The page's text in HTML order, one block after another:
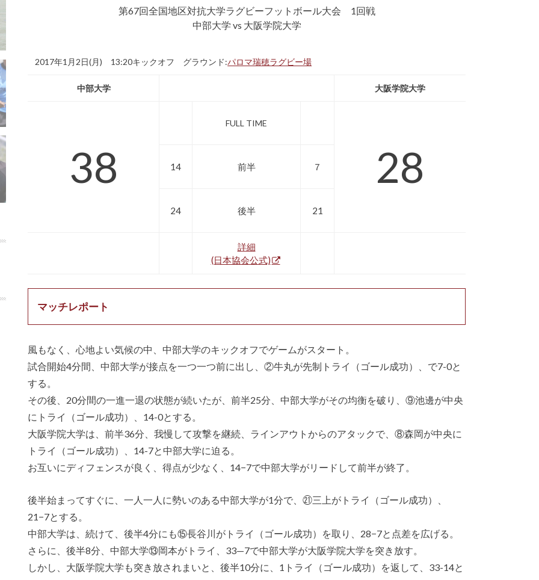
第67回全国地区対抗大学ラグビーフットボール大会 1回戦
中部大学 vs 大阪学院大学
2017年1月2日(月) 13:20キックオフ グラウンド:パロマ瑞穂ラグビー場
中部大学 大阪学院大学
38
FULL TIME
28
14 前半 ７
24 後半 21
詳細
(日本協会公式)
マッチレポート
風もなく、心地よい気候の中、中部大学のキックオフでゲームがスタート。
試合開始4分間、中部大学が接点を一つ一つ前に出し、②牛丸が先制トライ（ゴール成功）、で7-0と
する。
その後、20分間の一進一退の状態が続いたが、前半25分、中部大学がその均衡を破り、⑨池邊が中央
にトライ（ゴール成功）、14-0とする。
大阪学院大学は、前半36分、我慢して攻撃を継続、ラインアウトからのアタックで、⑧森岡が中央に
トライ（ゴール成功）、14-7と中部大学に迫る。
お互いにディフェンスが良く、得点が少なく、14−7で中部大学がリードして前半が終了。
後半始まってすぐに、一人一人に勢いのある中部大学が1分で、㉑三上がトライ（ゴール成功）、
21−7とする。
中部大学は、続けて、後半4分にも⑮長谷川がトライ（ゴール成功）を取り、28−7と点差を広げる。
さらに、後半8分、中部大学⑬岡本がトライ、33—7で中部大学が大阪学院大学を突き放す。
しかし、大阪学院大学も突き放されまいと、後半10分に、1トライ（ゴール成功）を返して、33-14と